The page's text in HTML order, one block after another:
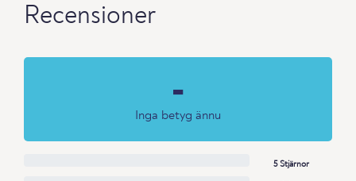
Recensioner
-
Inga betyg ännu
5 Stjärnor